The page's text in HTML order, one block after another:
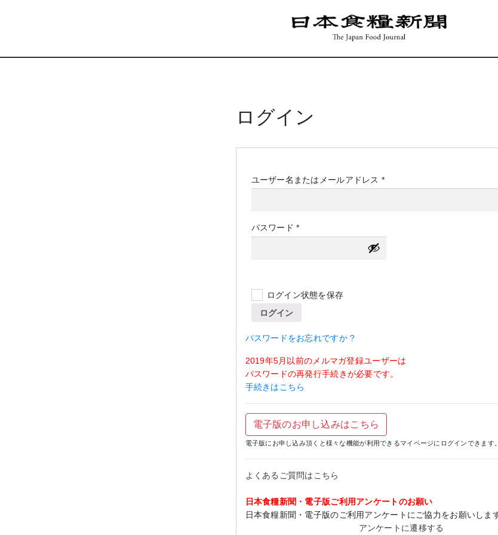
ログイン
ユーザー名またはメールアドレス *必
パスワード*必
須
ログイン状態を保存
ログイン
パスワードをお忘れですか ?
2019年5月以前のメルマガ登録ユーザーは
パスワードの再発行手続きが必要です。
手続きはこちら
電子版のお申し込みはこちら
電子版にお申し込み頂くと様々な機能が利用できるマイページにログインできます。
よくあるご質問はこちら
日本食糧新聞・電子版ご利用アンケートのお願い
日本食糧新聞・電子版のご利用アンケートにご協力をお願いします
アンケートに遷移する